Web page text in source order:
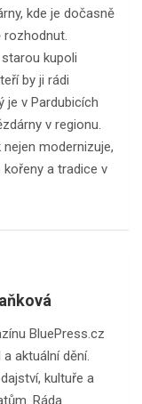
kde je dočasně
rozhodnut.
kupoli
by ji rádi
je v Pardubicích
v regionu.
modernizuje,
a tradice v
BluePress.cz
aktuální dění.
kultuře a
Ráda